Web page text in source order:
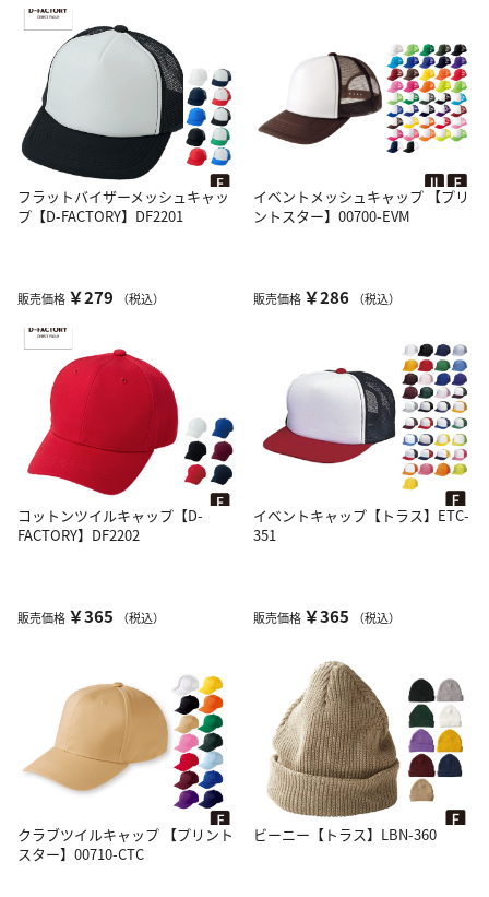
フラットバイザーメッシュキャッ
プ【D-FACTORY】DF2201
販売価格 ￥279 （税込）
イベントメッシュキャップ 【プリ
ントスター】00700-EVM
販売価格 ￥286 （税込）
コットンツイルキャップ【D-
FACTORY】DF2202
販売価格 ￥365 （税込）
イベントキャップ【トラス】ETC-
351
販売価格 ￥365 （税込）
クラブツイルキャップ 【プリント
スター】00710-CTC
ビーニー【トラス】LBN-360